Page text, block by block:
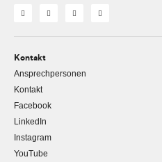
Kontakt
Ansprechpersonen
Kontakt
Facebook
LinkedIn
Instagram
YouTube